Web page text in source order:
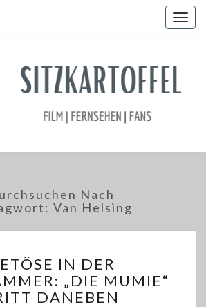
Nach
Van Helsing
IN
DER
GRABKAMMER:
IN DER
„DIE MUMIE“
DANEBEN